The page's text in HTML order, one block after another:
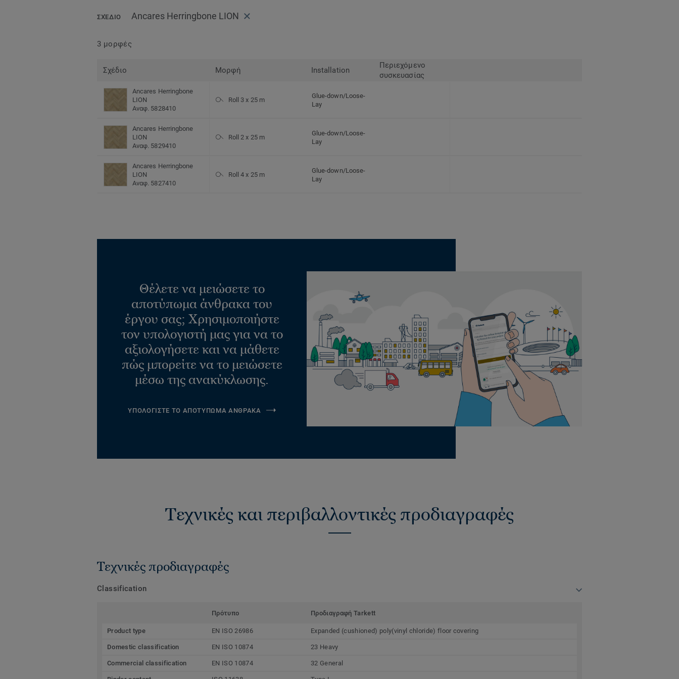
ΣΧΈΔΙΟ Ancares Herringbone LION
3 μορφές
Σχέδιο Μορφή Installation
Περιεχόμενο
συσκευασίας
Ancares Herringbone
LION
Αναφ. 5828410
Roll 3 x 25 m
Glue-down/Loose-
Lay
Ancares Herringbone
LION
Αναφ. 5829410
Roll 2 x 25 m
Glue-down/Loose-
Lay
Ancares Herringbone
LION
Αναφ. 5827410
Roll 4 x 25 m
Glue-down/Loose-
Lay
Θέλετε να μειώσετε το
αποτύπωμα άνθρακα του
έργου σας; Χρησιμοποιήστε
τον υπολογιστή μας για να το
αξιολογήσετε και να μάθετε
πώς μπορείτε να το μειώσετε
μέσω της ανακύκλωσης.
ΥΠΟΛΟΓΙΣΤΕ ΤΟ ΑΠΟΤΥΠΩΜΑ ΑΝΘΡΑΚΑ
Τεχνικές και περιβαλλοντικές προδιαγραφές
Τεχνικές προδιαγραφές
Classification
Πρότυπο Προδιαγραφή Tarkett
Product type EN ISO 26986 Expanded (cushioned) poly(vinyl chloride) floor covering
Domestic classification EN ISO 10874 23 Heavy
Commercial classification EN ISO 10874 32 General